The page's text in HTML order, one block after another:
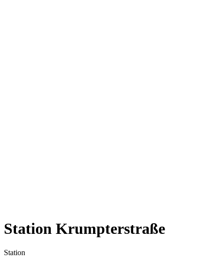
Station Krumpterstraße
Station